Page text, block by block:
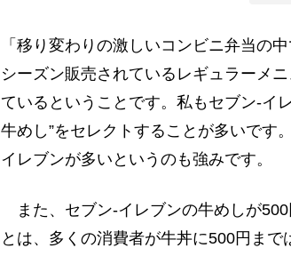
「移り変わりの激しいコンビニ弁当の
シーズン販売されているレギュラーメ
ているということです。私もセブン-イ
牛めし”をセレクトすることが多いです
イレブンが多いというのも強みです。
また、セブン-イレブンの牛めしが
とは、多くの消費者が牛丼に500円ま